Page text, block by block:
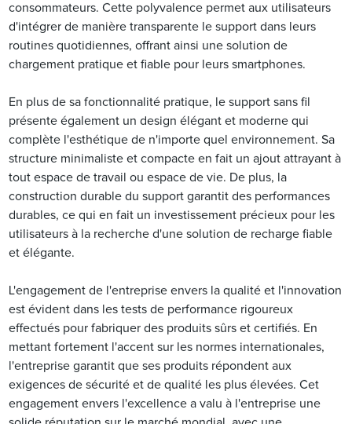
consommateurs. Cette polyvalence permet aux utilisateurs
d'intégrer de manière transparente le support dans leurs
routines quotidiennes, offrant ainsi une solution de
chargement pratique et fiable pour leurs smartphones.
En plus de sa fonctionnalité pratique, le support sans fil
présente également un design élégant et moderne qui
complète l'esthétique de n'importe quel environnement. Sa
structure minimaliste et compacte en fait un ajout attrayant à
tout espace de travail ou espace de vie. De plus, la
construction durable du support garantit des performances
durables, ce qui en fait un investissement précieux pour les
utilisateurs à la recherche d'une solution de recharge fiable
et élégante.
L'engagement de l'entreprise envers la qualité et l'innovation
est évident dans les tests de performance rigoureux
effectués pour fabriquer des produits sûrs et certifiés. En
mettant fortement l'accent sur les normes internationales,
l'entreprise garantit que ses produits répondent aux
exigences de sécurité et de qualité les plus élevées. Cet
engagement envers l'excellence a valu à l'entreprise une